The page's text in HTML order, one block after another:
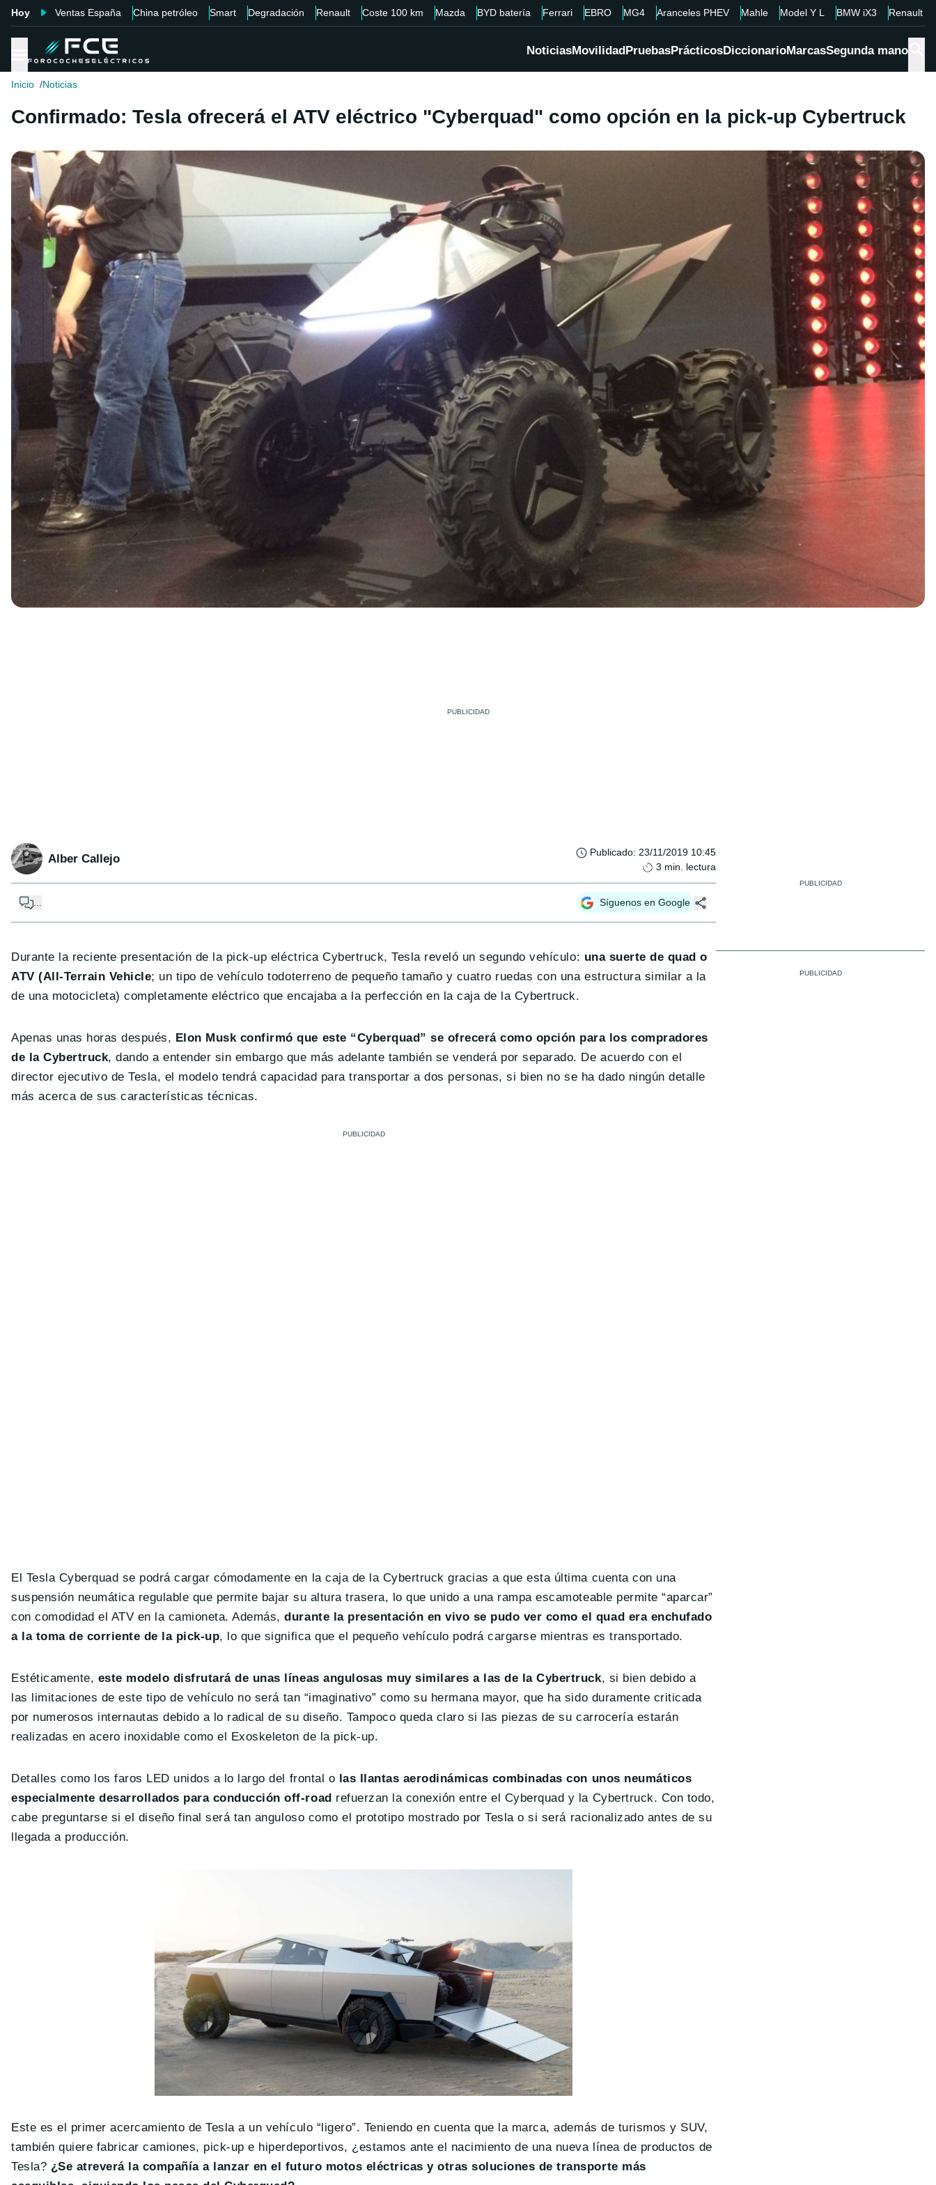
Hoy Ventas España China petróleo Smart Degradación Renault Coste 100 km Mazda BYD batería Ferrari EBRO MG4 Aranceles PHEV Mahle Model Y L BMW iX3 Renault
NoticiasMovilidadPruebasPrácticosDiccionarioMarcasSegunda mano
Inicio Noticias
Confirmado: Tesla ofrecerá el ATV eléctrico "Cyberquad" como opción en la pick-up Cybertruck
Alber Callejo Publicado: 23/11/2019 10:45
3 min. lectura
Síguenos en Google
Durante la reciente presentación de la pick-up eléctrica Cybertruck, Tesla reveló un segundo vehículo: una suerte de quad o
ATV (All-Terrain Vehicle; un tipo de vehículo todoterreno de pequeño tamaño y cuatro ruedas con una estructura similar a la
de una motocicleta) completamente eléctrico que encajaba a la perfección en la caja de la Cybertruck.
Apenas unas horas después, Elon Musk confirmó que este “Cyberquad” se ofrecerá como opción para los compradores
de la Cybertruck, dando a entender sin embargo que más adelante también se venderá por separado. De acuerdo con el
director ejecutivo de Tesla, el modelo tendrá capacidad para transportar a dos personas, si bien no se ha dado ningún detalle
más acerca de sus características técnicas.
El Tesla Cyberquad se podrá cargar cómodamente en la caja de la Cybertruck gracias a que esta última cuenta con una
suspensión neumática regulable que permite bajar su altura trasera, lo que unido a una rampa escamoteable permite “aparcar”
con comodidad el ATV en la camioneta. Además,durante la presentación en vivo se pudo ver como el quad era enchufado
a la toma de corriente de la pick-up, lo que significa que el pequeño vehículo podrá cargarse mientras es transportado.
Estéticamente, este modelo disfrutará de unas líneas angulosas muy similares a las de la Cybertruck, si bien debido a
las limitaciones de este tipo de vehículo no será tan “imaginativo” como su hermana mayor, que ha sido duramente criticada
por numerosos internautas debido a lo radical de su diseño. Tampoco queda claro si las piezas de su carrocería estarán
realizadas en acero inoxidable como el Exoskeleton de la pick-up.
Detalles como los faros LED unidos a lo largo del frontal o las llantas aerodinámicas combinadas con unos neumáticos
especialmente desarrollados para conducción off-road refuerzan la conexión entre el Cyberquad y la Cybertruck. Con todo,
cabe preguntarse si el diseño final será tan anguloso como el prototipo mostrado por Tesla o si será racionalizado antes de su
llegada a producción.
Este es el primer acercamiento de Tesla a un vehículo “ligero”. Teniendo en cuenta que la marca, además de turismos y SUV,
también quiere fabricar camiones, pick-up e hiperdeportivos, ¿estamos ante el nacimiento de una nueva línea de productos de
Tesla? ¿Se atreverá la compañía a lanzar en el futuro motos eléctricas y otras soluciones de transporte más